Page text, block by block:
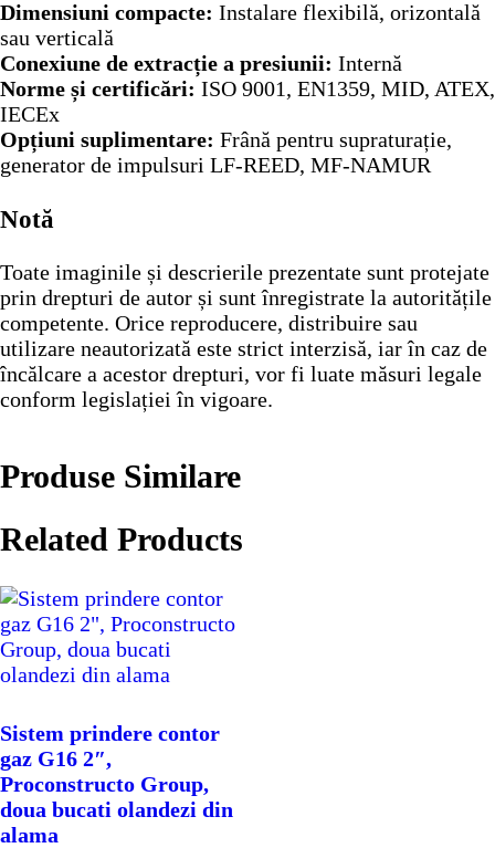
Dimensiuni compacte: Instalare flexibilă, orizontală
sau verticală
Conexiune de extracție a presiunii: Internă
Norme și certificări: ISO 9001, EN1359, MID, ATEX,
IECEx
Opțiuni suplimentare: Frână pentru supraturație,
generator de impulsuri LF-REED, MF-NAMUR
Notă
Toate imaginile și descrierile prezentate sunt protejate
prin drepturi de autor și sunt înregistrate la autoritățile
competente. Orice reproducere, distribuire sau
utilizare neautorizată este strict interzisă, iar în caz de
încălcare a acestor drepturi, vor fi luate măsuri legale
conform legislației în vigoare.
Produse Similare
Related Products
Sistem prindere contor
gaz G16 2″,
Proconstructo Group,
doua bucati olandezi din
alama